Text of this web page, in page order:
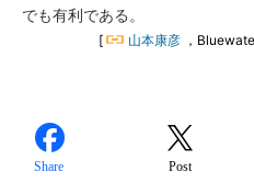
でも有利である。
[ 山本康彦 ，
Share Post